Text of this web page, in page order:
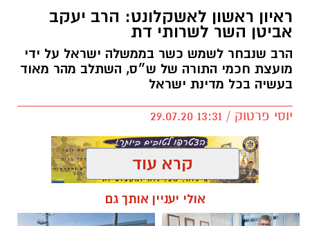
ראיון ראשון לאשקלונט: הרב יעקב
אביטן השר לשרותי דת
הרב שנבחר לשמש כשר בממשלה ישראל על ידי
מועצת חכמי התורה של ש״ס, השתלב מהר מאוד
בעשיה בכל מדינת ישראל
יוסי פרטוק / 13:31 29.07.20
מי שמכיר את הרב יעקב אביטן, שר לשרותי דת,
קרא עוד
אולי יעניין אותך גם